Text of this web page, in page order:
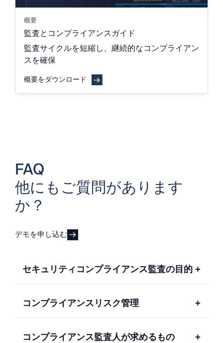
概要
監査とコンプライアンスガイド
監査サイクルを短縮し、継続的なコンプライアン
スを確保
概要をダウンロード
FAQ
他にもご質問があります
か？
デモを申し込む
セキュリティコンプライアンス監査の目的 +
コンプライアンスリスク管理 +
コンプライアンス監査人が求めるもの +